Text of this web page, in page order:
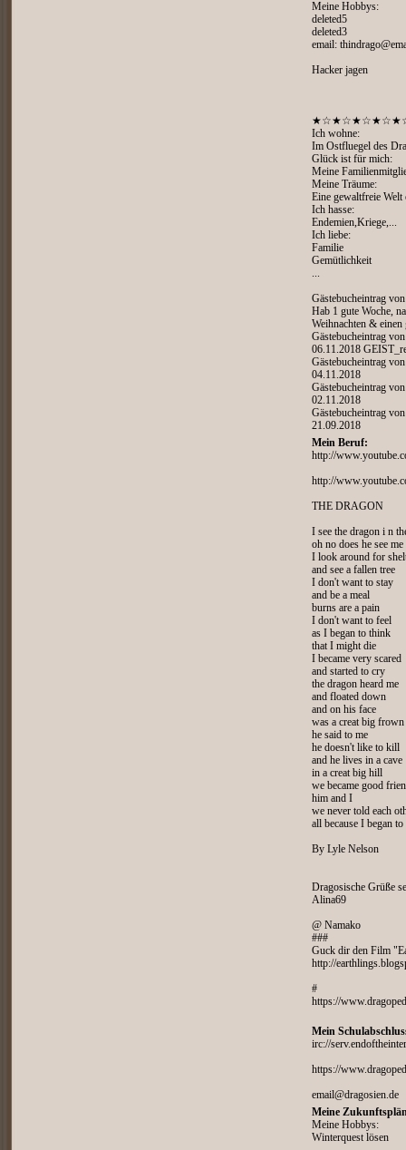
Meine Hobbys:
deleted5
deleted3
email:
Hacker jagen
Ich wohne:
Im Ostfluegel des
Glück ist für mich:
Meine
Meine Träume:
Eine gewaltfreie Welt
Ich hasse:
Endemien,Kriege,...
Ich liebe:
Familie
Gemütlichkeit
...
Gästebucheintrag
Hab 1 gute Woche,
Weihnachten &
Gästebucheintrag
06.11.2018
Gästebucheintrag
04.11.2018
Gästebucheintrag
02.11.2018
Gästebucheintrag
21.09.2018
Mein Beruf:
http://
http://
THE DRAGON
I see the dragon i n
oh no does he see me
I look around for
and see a fallen tree
I don't want to stay
and be a meal
burns are a pain
I don't want to feel
as I began to think
that I might die
I became very scared
and started to cry
the dragon heard me
and floated down
and on his face
was a creat big frown
he said to me
he doesn't like to kill
and he lives in a cave
in a creat big hill
we became good
him and I
we never told each
all because I began
By Lyle Nelson
Dragosische Grüße
Alina69
@ Namako
###
Guck dir den Film
http://
#
https://
Mein
irc://
https://
email@dragosien.de
Meine
Meine Hobbys:
Winterquest lösen